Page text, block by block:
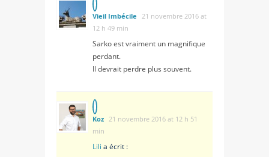
Vieil Imbécile
21 novembre 2016 at
12 h 49 min
Sarko est vraiment un magnifique
perdant.
Il devrait perdre plus souvent.
Koz 21 novembre 2016 at 12 h 51
min
Lili a écrit :